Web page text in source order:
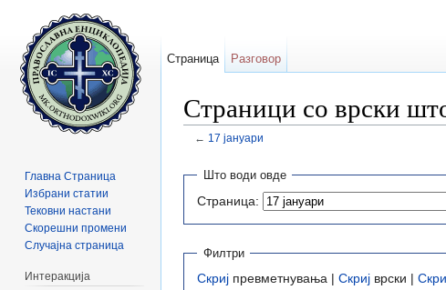
Страници со врски
← 17 јануари
Што води овде
Страница:
Филтри
Скриј превметнувања | Скриј врски |
Страница Разговор
Главна Страница
Избрани статии
Тековни настани
Скорешни промени
Случајна страница
Интеракција